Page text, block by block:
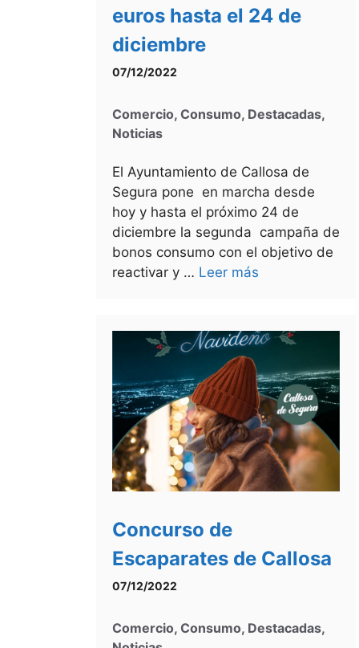
euros hasta el 24 de
diciembre
07/12/2022
Comercio, Consumo, Destacadas,
Noticias
El Ayuntamiento de Callosa de
Segura pone en marcha desde
hoy y hasta el próximo 24 de
diciembre la segunda campaña de
bonos consumo con el objetivo de
reactivar y … Leer más
Concurso de
Escaparates de Callosa
07/12/2022
Comercio, Consumo, Destacadas,